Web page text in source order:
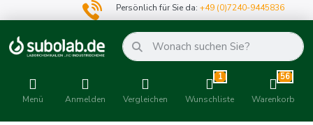
Persönlich für Sie da:+49 (0)7240-9445836
Menü Anmelden Vergleichen
1
Wunschliste
56
Warenkorb